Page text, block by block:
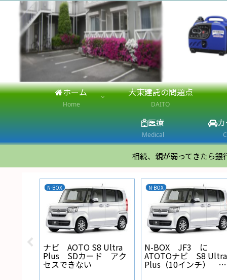
ホーム
Home
大東建託の問題点
DAITO
医療
Medical
相続、親が弱ってきたら
N-BOX
ナビ AOTO S8 Ultra
Plus SDカード アク
セスできない
N-BOX
N-BOX JF3 に
ATOTOナビ S8 Ultra
Plus（10インチ） を
取り付けた